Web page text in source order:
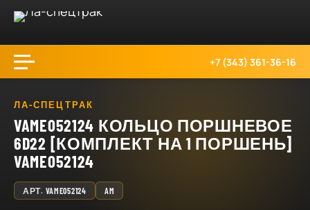
+7 (343) 361-36-16
ЛА-СПЕЦТРАК
VAME052124 КОЛЬЦО ПОРШНЕВОЕ
6D22 [КОМПЛЕКТ НА 1 ПОРШЕНЬ]
VAME052124
АРТ. VAME052124 AM